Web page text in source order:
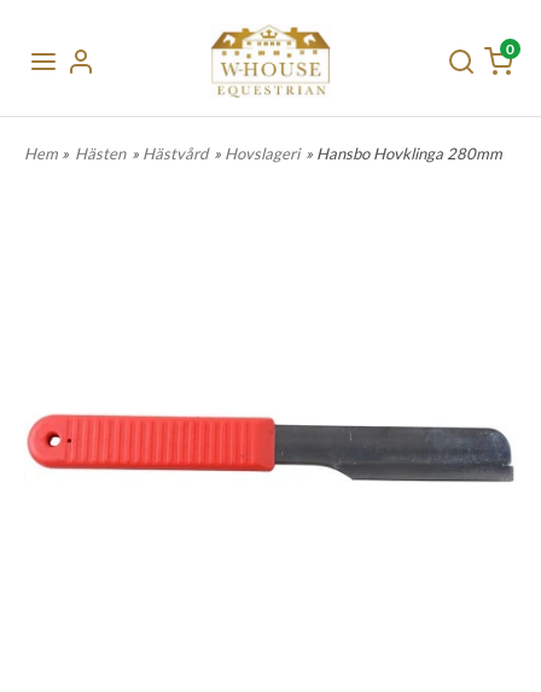
0
Hem » Hästen » Hästvård » Hovslageri » Hansbo Hovklinga 280mm